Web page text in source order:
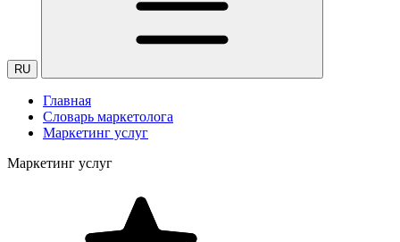
RU
Главная
Словарь маркетолога
Маркетинг услуг
Маркетинг услуг